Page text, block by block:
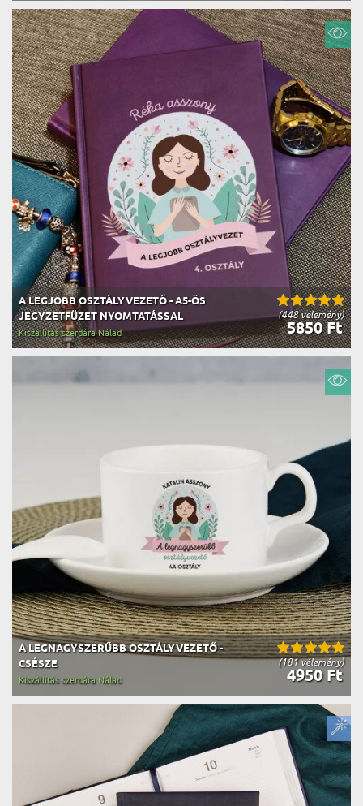
(448 vélemény)
A LEGJOBB OSZTÁLYVEZETŐ - A5-ÖS
JEGYZETFÜZET NYOMTATÁSSAL
5850 Ft
Kiszállítás szerdára Nálad
(181 vélemény)
A LEGNAGYSZERŰBB OSZTÁLYVEZETŐ -
CSÉSZE
4950 Ft
Kiszállítás szerdára Nálad